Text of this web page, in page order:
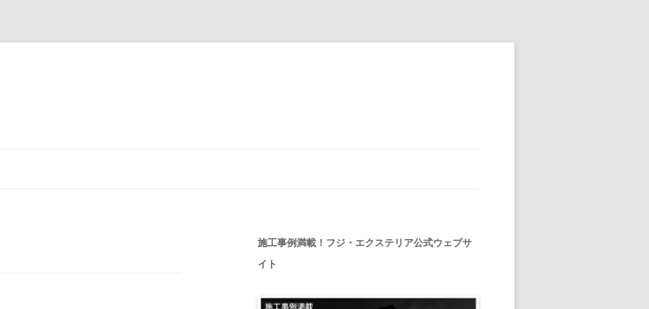
施工事例満載！フジ・エクステリア公式ウェブサ
イト